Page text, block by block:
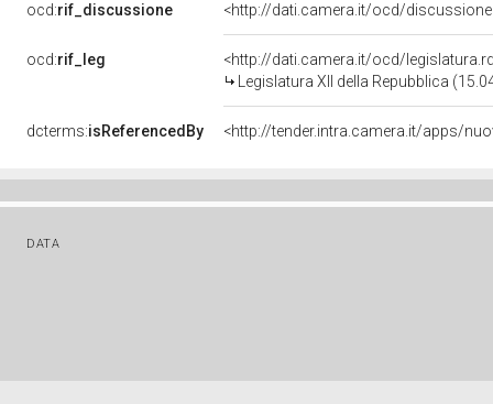
ocd:rif_discussione <http://dati.camera.it/ocd/
ocd:rif_leg
<http://dati.camera.it/ocd/
Legislatura XII della Repubblica
dcterms:isReferencedBy
DATA